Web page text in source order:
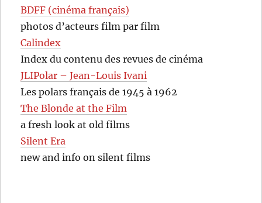
BDFF (cinéma français)
photos d’acteurs film par film
Calindex
Index du contenu des revues de cinéma
JLIPolar – Jean-Louis Ivani
Les polars français de 1945 à 1962
The Blonde at the Film
a fresh look at old films
Silent Era
new and info on silent films